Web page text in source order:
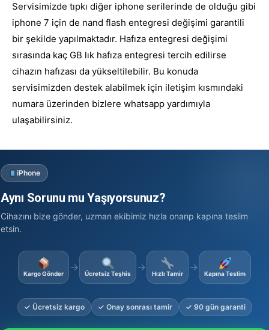
Servisimizde tıpkı diğer iphone serilerinde de olduğu gibi
iphone 7 için de nand flash entegresi değişimi garantili
bir şekilde yapılmaktadır. Hafıza entegresi değişimi
sırasında kaç GB lık hafıza entegresi tercih edilirse
cihazın hafızası da yükseltilebilir. Bu konuda
servisimizden destek alabilmek için iletişim kısmındaki
numara üzerinden bizlere whatsapp yardımıyla
ulaşabilirsiniz.
iPhone
Aynı Sorunu mu Yaşıyorsunuz?
Cihazını bize gönder, uzman ekibimiz hızla onarıp kapına teslim
etsin.
Kargo Gönder
→
Ücretsiz Teşhis
→
Hızlı Tamir
→
Kapına Teslim
✓ Ücretsiz kargo ✓ Onay sonrası tamir ✓ 90 gün garanti